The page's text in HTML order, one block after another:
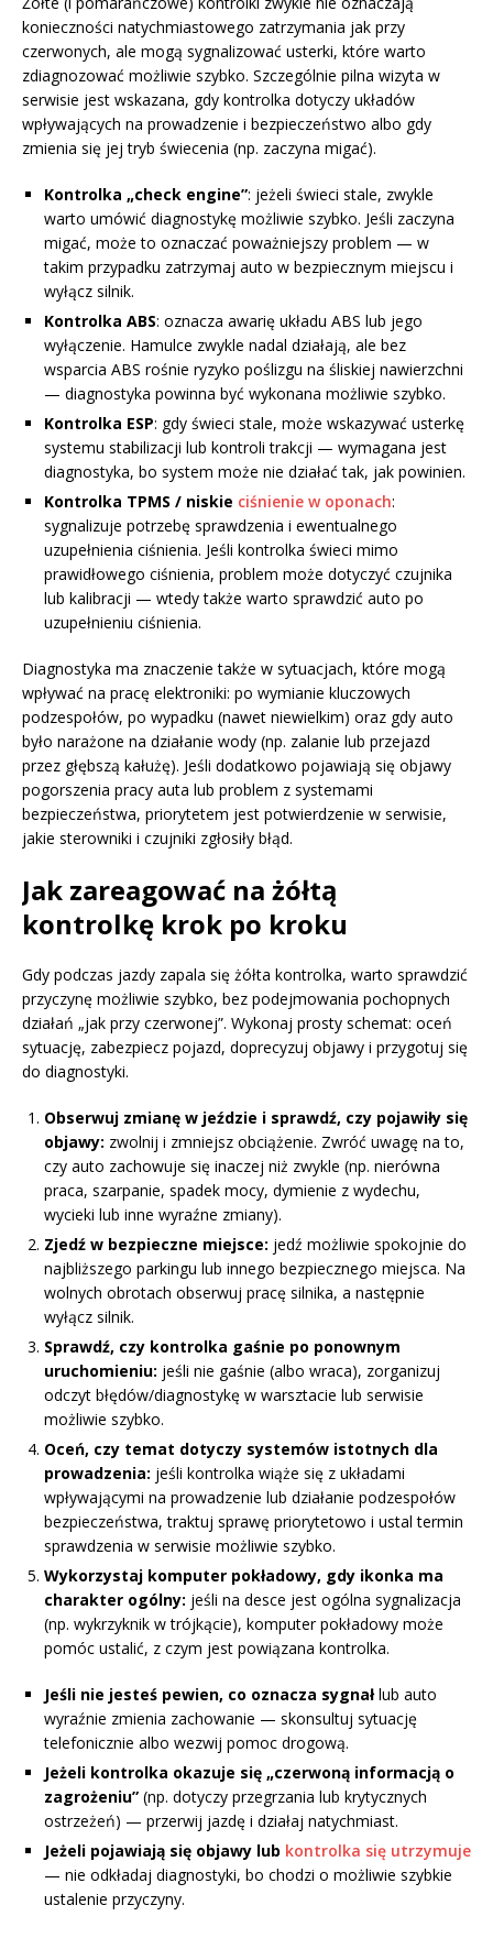
konieczności natychmiastowego zatrzymania jak przy
czerwonych, ale mogą sygnalizować usterki, które warto
zdiagnozować możliwie szybko. Szczególnie pilna wizyta w
serwisie jest wskazana, gdy kontrolka dotyczy układów
wpływających na prowadzenie i bezpieczeństwo albo gdy
zmienia się jej tryb świecenia (np. zaczyna migać).
Kontrolka „check engine”: jeżeli świeci stale, zwykle
warto umówić diagnostykę możliwie szybko. Jeśli zaczyna
migać, może to oznaczać poważniejszy problem — w
takim przypadku zatrzymaj auto w bezpiecznym miejscu i
wyłącz silnik.
Kontrolka ABS: oznacza awarię układu ABS lub jego
wyłączenie. Hamulce zwykle nadal działają, ale bez
wsparcia ABS rośnie ryzyko poślizgu na śliskiej nawierzchni
— diagnostyka powinna być wykonana możliwie szybko.
Kontrolka ESP: gdy świeci stale, może wskazywać usterkę
systemu stabilizacji lub kontroli trakcji — wymagana jest
diagnostyka, bo system może nie działać tak, jak powinien.
Kontrolka TPMS / niskie ciśnienie w oponach:
sygnalizuje potrzebę sprawdzenia i ewentualnego
uzupełnienia ciśnienia. Jeśli kontrolka świeci mimo
prawidłowego ciśnienia, problem może dotyczyć czujnika
lub kalibracji — wtedy także warto sprawdzić auto po
uzupełnieniu ciśnienia.
Diagnostyka ma znaczenie także w sytuacjach, które mogą
wpływać na pracę elektroniki: po wymianie kluczowych
podzespołów, po wypadku (nawet niewielkim) oraz gdy auto
było narażone na działanie wody (np. zalanie lub przejazd
przez głębszą kałużę). Jeśli dodatkowo pojawiają się objawy
pogorszenia pracy auta lub problem z systemami
bezpieczeństwa, priorytetem jest potwierdzenie w serwisie,
jakie sterowniki i czujniki zgłosiły błąd.
Jak zareagować na żółtą
kontrolkę krok po kroku
Gdy podczas jazdy zapala się żółta kontrolka, warto sprawdzić
przyczynę możliwie szybko, bez podejmowania pochopnych
działań „jak przy czerwonej”. Wykonaj prosty schemat: oceń
sytuację, zabezpiecz pojazd, doprecyzuj objawy i przygotuj się
do diagnostyki.
Obserwuj zmianę w jeździe i sprawdź, czy pojawiły się
objawy: zwolnij i zmniejsz obciążenie. Zwróć uwagę na to,
czy auto zachowuje się inaczej niż zwykle (np. nierówna
praca, szarpanie, spadek mocy, dymienie z wydechu,
wycieki lub inne wyraźne zmiany).
Zjedź w bezpieczne miejsce: jedź możliwie spokojnie do
najbliższego parkingu lub innego bezpiecznego miejsca. Na
wolnych obrotach obserwuj pracę silnika, a następnie
wyłącz silnik.
Sprawdź, czy kontrolka gaśnie po ponownym
uruchomieniu: jeśli nie gaśnie (albo wraca), zorganizuj
odczyt błędów/diagnostykę w warsztacie lub serwisie
możliwie szybko.
Oceń, czy temat dotyczy systemów istotnych dla
prowadzenia: jeśli kontrolka wiąże się z układami
wpływającymi na prowadzenie lub działanie podzespołów
bezpieczeństwa, traktuj sprawę priorytetowo i ustal termin
sprawdzenia w serwisie możliwie szybko.
Wykorzystaj komputer pokładowy, gdy ikonka ma
charakter ogólny: jeśli na desce jest ogólna sygnalizacja
(np. wykrzyknik w trójkącie), komputer pokładowy może
pomóc ustalić, z czym jest powiązana kontrolka.
Jeśli nie jesteś pewien, co oznacza sygnałlub auto
wyraźnie zmienia zachowanie — skonsultuj sytuację
telefonicznie albo wezwij pomoc drogową.
Jeżeli kontrolka okazuje się „czerwoną informacją o
zagrożeniu” (np. dotyczy przegrzania lub krytycznych
ostrzeżeń) — przerwij jazdę i działaj natychmiast.
Jeżeli pojawiają się objawy lub kontrolka się utrzymuje
— nie odkładaj diagnostyki, bo chodzi o możliwie szybkie
ustalenie przyczyny.